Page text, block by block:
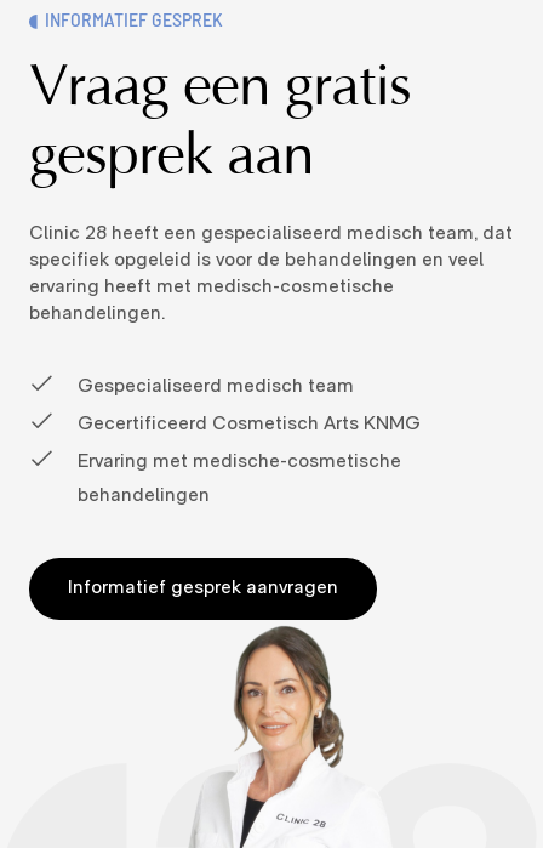
INFORMATIEF GESPREK
Vraag een gratis
gesprek aan
Clinic 28 heeft een gespecialiseerd medisch team, dat
specifiek opgeleid is voor de behandelingen en veel
ervaring heeft met medisch-cosmetische
behandelingen.
Gespecialiseerd medisch team
Gecertificeerd Cosmetisch Arts KNMG
Ervaring met medische-cosmetische
behandelingen
Informatief gesprek aanvragen